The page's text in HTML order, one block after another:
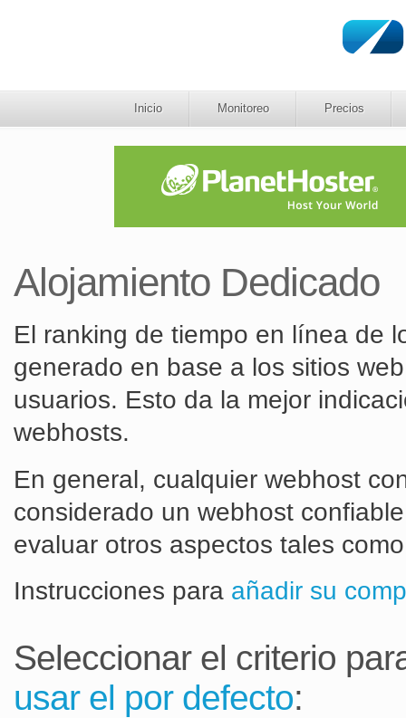
Inicio Monitoreo Precios
Alojamiento Dedicado
El ranking de tiempo en línea de
generado en base a los sitios
usuarios. Esto da la mejor
webhosts.
En general, cualquier webhost
considerado un webhost
evaluar otros aspectos tales
Instrucciones para añadir su
Seleccionar el criterio
usar el por defecto: